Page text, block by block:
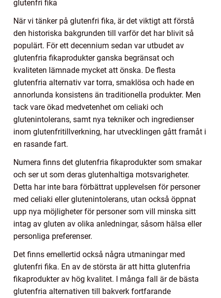
glutenfri fika
När vi tänker på glutenfri fika, är det viktigt att förstå
den historiska bakgrunden till varför det har blivit så
populärt. För ett decennium sedan var utbudet av
glutenfria fikaprodukter ganska begränsat och
kvaliteten lämnade mycket att önska. De flesta
glutenfria alternativ var torra, smaklösa och hade en
annorlunda konsistens än traditionella produkter. Men
tack vare ökad medvetenhet om celiaki och
glutenintolerans, samt nya tekniker och ingredienser
inom glutenfritillverkning, har utvecklingen gått framåt i
en rasande fart.
Numera finns det glutenfria fikaprodukter som smakar
och ser ut som deras glutenhaltiga motsvarigheter.
Detta har inte bara förbättrat upplevelsen för personer
med celiaki eller glutenintolerans, utan också öppnat
upp nya möjligheter för personer som vill minska sitt
intag av gluten av olika anledningar, såsom hälsa eller
personliga preferenser.
Det finns emellertid också några utmaningar med
glutenfri fika. En av de största är att hitta glutenfria
fikaprodukter av hög kvalitet. I många fall är de bästa
glutenfria alternativen till bakverk fortfarande